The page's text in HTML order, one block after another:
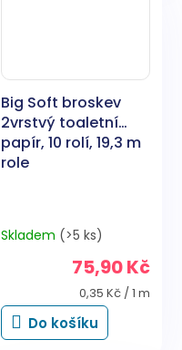
Big Soft broskev
2vrstvý toaletní
papír, 10 rolí, 19,3 m
role
Skladem (>5 ks)
75,90 Kč
Měrná
cena:
0,35 Kč / 1 m
Do košíku